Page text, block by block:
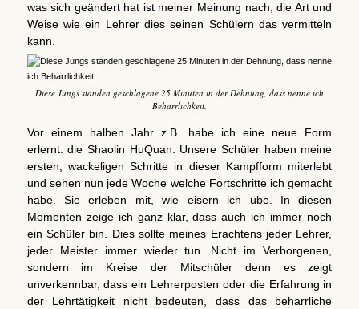
was sich geändert hat ist meiner Meinung nach, die Art und
Weise wie ein Lehrer dies seinen Schülern das vermitteln
kann.
Diese Jungs standen geschlagene 25 Minuten in der Dehnung, dass nenne ich
Beharrlichkeit.
Vor einem halben Jahr z.B. habe ich eine neue Form
erlernt. die Shaolin HuQuan. Unsere Schüler haben meine
ersten, wackeligen Schritte in dieser Kampfform miterlebt
und sehen nun jede Woche welche Fortschritte ich gemacht
habe. Sie erleben mit, wie eisern ich übe. In diesen
Momenten zeige ich ganz klar, dass auch ich immer noch
ein Schüler bin. Dies sollte meines Erachtens jeder Lehrer,
jeder Meister immer wieder tun. Nicht im Verborgenen,
sondern im Kreise der Mitschüler denn es zeigt
unverkennbar, dass ein Lehrerposten oder die Erfahrung in
der Lehrtätigkeit nicht bedeuten, dass das beharrliche